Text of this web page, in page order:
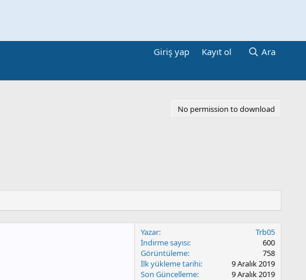
Giriş yap Kayıt ol Ara
No permission to download
Yazar
Trb05
İndirme sayısı
600
Görüntüleme
758
İlk yükleme tarihi
9 Aralık 2019
Son Güncelleme
9 Aralık 2019